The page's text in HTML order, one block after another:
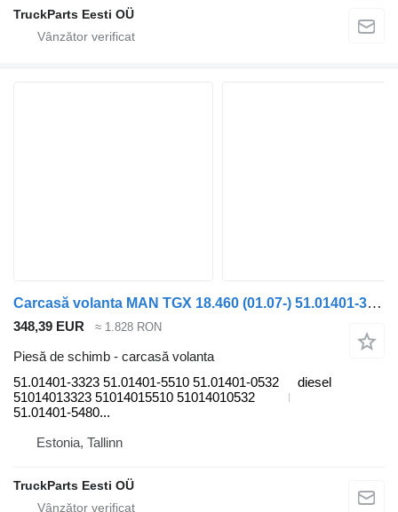
TruckParts Eesti OÜ
Carcasă volanta MAN TGX 18.460 (01.07-) 51.01401-3323 pentru cap tractor MAN TGL, TGM, TGS, TGX (2005-2021)
348,39 EUR ≈ 1.828 RON
Piesă de schimb - carcasă volanta
51.01401-3323 51.01401-5510 51.01401-0532
51014013323 51014015510 51014010532
51.01401-5480...
diesel
Estonia, Tallinn
TruckParts Eesti OÜ